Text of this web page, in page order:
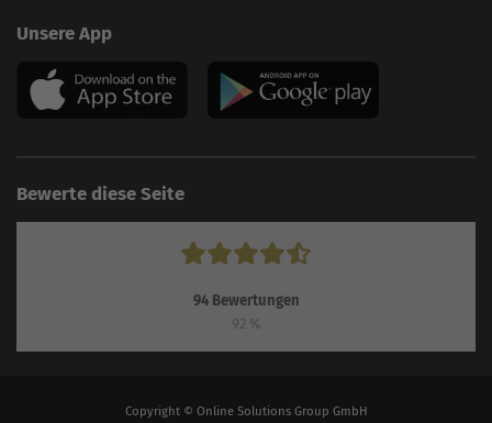
Unsere App
Bewerte diese Seite
94Bewertungen
92 %
Copyright © Online Solutions Group GmbH